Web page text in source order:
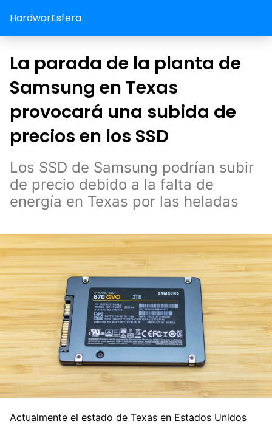
HardwarEsfera
La parada de la planta de
Samsung en Texas
provocará una subida de
precios en los SSD
Los SSD de Samsung podrían subir
de precio debido a la falta de
energía en Texas por las heladas
Actualmente el estado de Texas en Estados Unidos